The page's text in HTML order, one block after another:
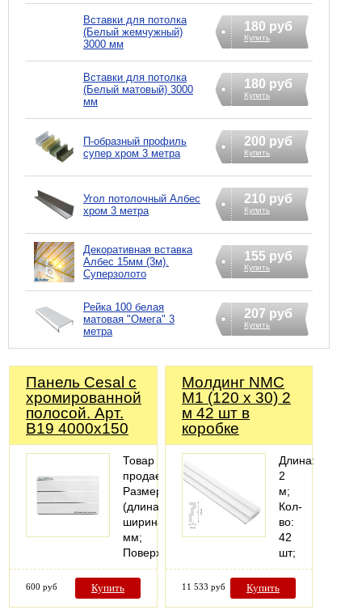
Вставки для потолка
(Белый жемчужный)
3000 мм
180 руб
Купить
Вставки для потолка
(Белый матовый) 3000
мм
180 руб
Купить
П-образный профиль
супер хром 3 метра
200 руб
Купить
Угол потолочный Албес
хром 3 метра
210 руб
Купить
Декоративная вставка
Албес 15мм (3м).
Суперзолото
155 руб
Купить
Рейка 100 белая
матовая "Омега" 3
метра
207 руб
Купить
Панель Cesal с
хромированной
полосой. Арт.
В19 4000х150
Товар
продается:поштучно;
Размер
(длина
ширина):4000x150
мм;
Поверхность:глянцевая;
600 руб Купить
Молдинг NMC
М1 (120 х 30) 2
м 42 шт в
коробке
Длина:
2
м;
Кол-
во:
42
шт;
11 533 руб Купить